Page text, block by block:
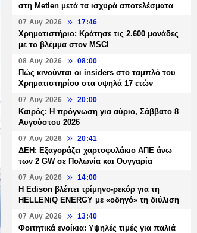
στη Metlen μετά τα ισχυρά αποτελέσματα
07 Αυγ 2026 17:46
Χρηματιστήριο: Κράτησε τις 2.600 μονάδες
με το βλέμμα στον MSCI
08 Αυγ 2026 08:00
Πώς κινούνται οι insiders στο ταμπλό του
Χρηματιστηρίου στα υψηλά 17 ετών
07 Αυγ 2026 20:00
Καιρός: Η πρόγνωση για αύριο, Σάββατο 8
Αυγούστου 2026
07 Αυγ 2026 20:41
ΔΕΗ: Εξαγοράζει χαρτοφυλάκιο ΑΠΕ άνω
των 2 GW σε Πολωνία και Ουγγαρία
07 Αυγ 2026 14:00
Η Edison βλέπει τρίμηνο-ρεκόρ για τη
HELLENiQ ENERGY με «οδηγό» τη διύλιση
07 Αυγ 2026 13:40
Φοιτητικά ενοίκια: Υψηλές τιμές για παλιά